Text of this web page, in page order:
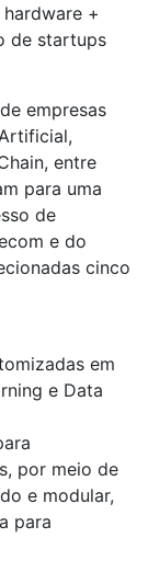
+
de startups
empresas
entre
para uma
de
e do
cinco
em
e Data
por meio de
e modular,
para